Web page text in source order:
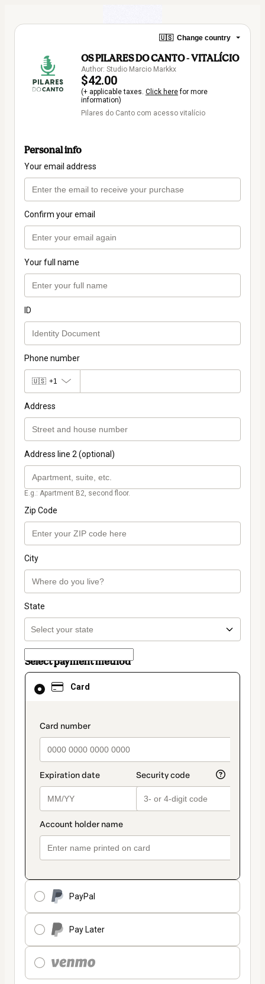
🇺🇸 Change country
OS PILARES DO CANTO - VITALÍCIO
Author: Studio Marcio Markkx
$42.00
(+ applicable taxes. Click herefor more
information)
Pilares do Canto com acesso vitalício
Personal info
Your email address
Confirm your email
Your full name
ID
Phone number
🇺🇸 +1
Address
Address line 2 (optional)
E.g.: Apartment B2, second floor.
Zip Code
City
State
Select payment method
Card
payment_data.section_title_v2
PayPal
Pay Later
Card
selected
method